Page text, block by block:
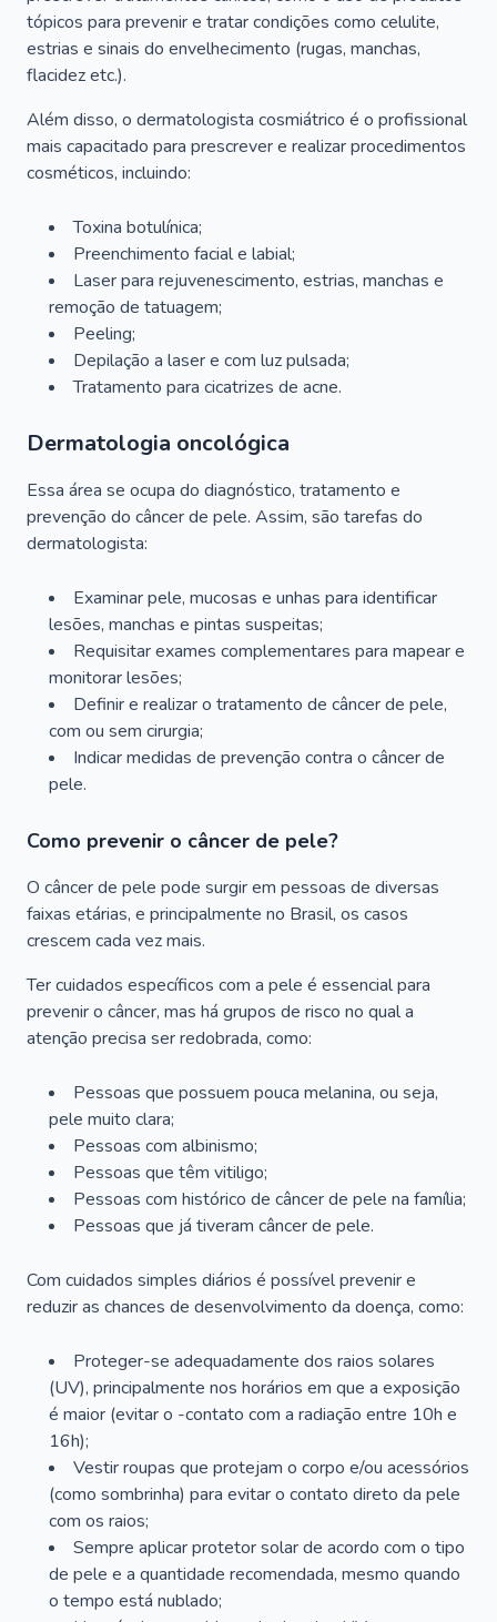
tópicos para prevenir e tratar condições como celulite,
estrias e sinais do envelhecimento (rugas, manchas,
flacidez etc.).
Além disso, o dermatologista cosmiátrico é o profissional
mais capacitado para prescrever e realizar procedimentos
cosméticos, incluindo:
Toxina botulínica;
Preenchimento facial e labial;
Laser para rejuvenescimento, estrias, manchas e
remoção de tatuagem;
Peeling;
Depilação a laser e com luz pulsada;
Tratamento para cicatrizes de acne.
Dermatologia oncológica
Essa área se ocupa do diagnóstico, tratamento e
prevenção do câncer de pele. Assim, são tarefas do
dermatologista:
Examinar pele, mucosas e unhas para identificar
lesões, manchas e pintas suspeitas;
Requisitar exames complementares para mapear e
monitorar lesões;
Definir e realizar o tratamento de câncer de pele,
com ou sem cirurgia;
Indicar medidas de prevenção contra o câncer de
pele.
Como prevenir o câncer de pele?
O câncer de pele pode surgir em pessoas de diversas
faixas etárias, e principalmente no Brasil, os casos
crescem cada vez mais.
Ter cuidados específicos com a pele é essencial para
prevenir o câncer, mas há grupos de risco no qual a
atenção precisa ser redobrada, como:
Pessoas que possuem pouca melanina, ou seja,
pele muito clara;
Pessoas com albinismo;
Pessoas que têm vitiligo;
Pessoas com histórico de câncer de pele na família;
Pessoas que já tiveram câncer de pele.
Com cuidados simples diários é possível prevenir e
reduzir as chances de desenvolvimento da doença, como:
Proteger-se adequadamente dos raios solares
(UV), principalmente nos horários em que a exposição
é maior (evitar o -contato com a radiação entre 10h e
16h);
Vestir roupas que protejam o corpo e/ou acessórios
(como sombrinha) para evitar o contato direto da pele
com os raios;
Sempre aplicar protetor solar de acordo com o tipo
de pele e a quantidade recomendada, mesmo quando
o tempo está nublado;